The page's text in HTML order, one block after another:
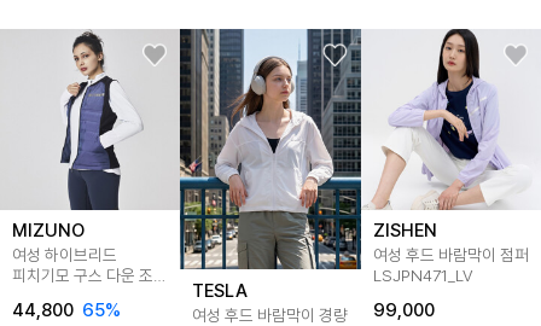
MIZUNO
여성 하이브리드
피치기모 구스 다운 조끼
44,800 65%
TESLA
여성 후드 바람막이 경량
ZISHEN
여성 후드 바람막이 점퍼
LSJPN471_LV
99,000